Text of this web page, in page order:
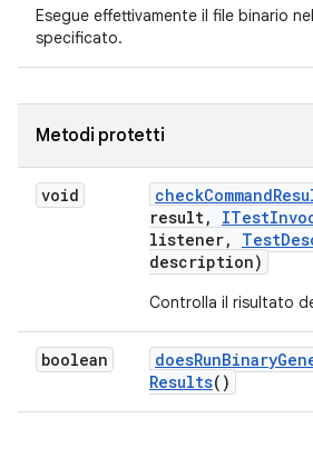
Esegue effettivamente il file binario
specificato.
Metodi protetti
void checkCommand
result, ITest
listener, Test
description)
Controlla il risultato
boolean doesRunBinary
Results()